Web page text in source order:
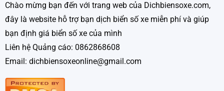
Chào mừng bạn đến với trang web của Dichbiensoxe.com,
đây là website hỗ trợ bạn dịch biển số xe miễn phí và giúp
bạn định giá biển số xe của mình
Liên hệ Quảng cáo: 0862868608
Email: dichbiensoxeonline@gmail.com